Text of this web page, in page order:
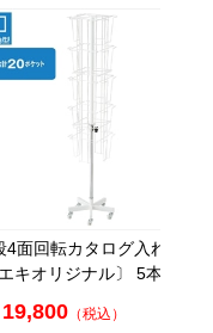
4面回転カタログ入れ〔ス
キオリジナル〕 5本脚
19,800 （税込）